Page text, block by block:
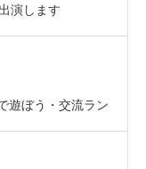
演します
遊ぼう・交流ラン